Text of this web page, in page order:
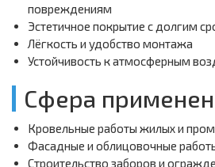
повреждениям
Эстетичное покрытие с долгим
Лёгкость и удобство монтажа
Устойчивость к атмосферным
Сфера
Кровельные работы жилых и
Фасадные и облицовочные
Строительство заборов и